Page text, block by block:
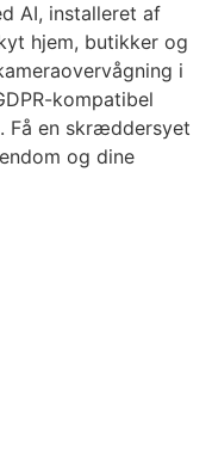
AI, installeret af
hjem, butikker og
i
kompatibel
Få en skræddersyet
og dine